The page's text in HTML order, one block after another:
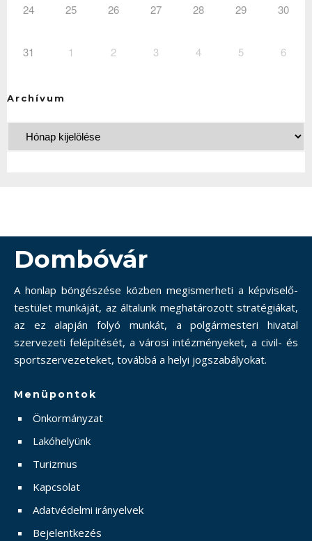
24 25 26 27 28 29 30
31 1 2 3 4 5 6
Archívum
Dombóvár
A honlap böngészése közben megismerheti a képviselő-
testület munkáját, az általunk meghatározott stratégiákat,
az ez alapján folyó munkát, a polgármesteri hivatal
szervezeti felépítését, a városi intézményeket, a civil- és
sportszervezeteket, továbbá a helyi jogszabályokat.
Menüpontok
Önkormányzat
Lakóhelyünk
Turizmus
Kapcsolat
Adatvédelmi irányelvek
Bejelentkezés